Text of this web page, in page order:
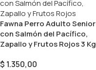
Fawna Perro Adulto Senior
con Salmón del Pacífico,
Zapallo y Frutos Rojos 3 Kg
$ 1.350,00